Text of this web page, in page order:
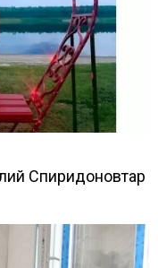
Спиридоновтар